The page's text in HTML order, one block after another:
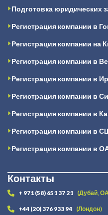
Подготовка юридических
Регистрация компании в
Регистрация компании на
Регистрация компании в
Регистрация компании в
Регистрация компании в
Регистрация компании в
Регистрация компании в
Регистрация компании в
Контакты
+ 971 (58) 651 37 21 (Дубай,
+44 (20) 376 933 94 (Лондон)